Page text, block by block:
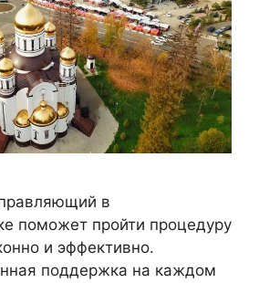
в
поможет пройти процедуру
и эффективно.
поддержка на каждом